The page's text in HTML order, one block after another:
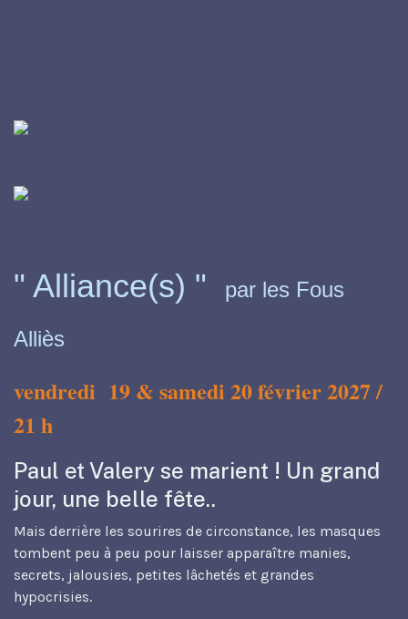
" Alliance(s) "
par les Fous
Alliès
vendredi 19 & samedi 20 février 2027 /
21 h
Paul et Valery se marient ! Un grand
jour, une belle fête..
Mais derrière les sourires de circonstance, les masques
tombent peu à peu pour laisser apparaître manies,
secrets, jalousies, petites lâchetés et grandes
hypocrisies.